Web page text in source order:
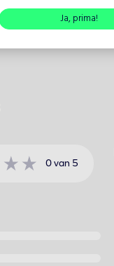
0van 5
Ja, prima!